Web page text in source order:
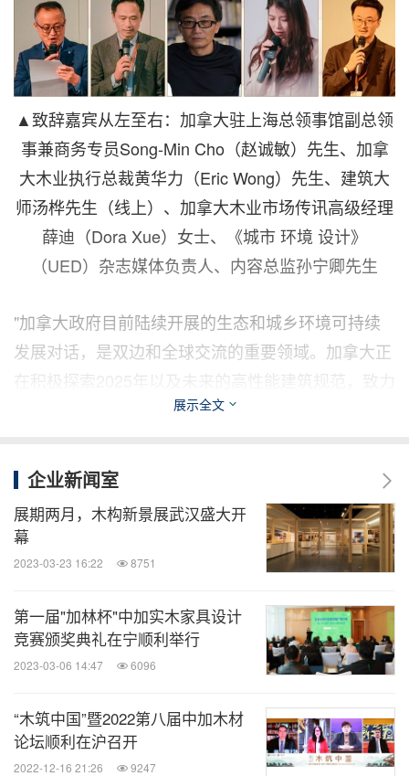
▲致辞嘉宾从左至右：加拿大驻上海总领事馆副总领
事兼商务专员Song-Min Cho（赵诚敏）先生、加拿
大木业执行总裁黄华力（Eric Wong）先生、建筑大
师汤桦先生（线上）、加拿大木业市场传讯高级经理
薛迪（Dora Xue）女士、《城市 环境 设计》
（UED）杂志媒体负责人、内容总监孙宁卿先生
"加拿大政府目前陆续开展的生态和城乡环境可持续
发展对话，是双边和全球交流的重要领域。加拿大正
在积极探索2025年以及未来的高性能建筑规范，致力
于消除建筑材料之间的区别，增加材料的弹性和稳定
加拿大驻上海总领事馆副总领事兼商务专员赵诚敏先
生代表加拿大领事馆受邀进行开场致辞，他介绍了加
拿大丰富的可持续森林资源和中国作为加拿大第二大
续森林和新一代木产品的战略加持下，使得2020年的
加拿大国家建筑规范中采用木结构建造高达十二层的
建筑物成为了可能，希望这场展览和系列活动，能够
的 -- 强调生物多样性、可持续社区和双碳目标的 --
时代下的有意义的平台，探索加拿大木材应用的更多
展示全文
企业新闻室
展期两月，木构新景展武汉盛大开
幕
2023-03-23 16:22 8751
第一届"加林杯"中加实木家具设计
竞赛颁奖典礼在宁顺利举行
2023-03-06 14:47 6096
“木筑中国”暨2022第八届中加木材
论坛顺利在沪召开
2022-12-16 21:26 9247